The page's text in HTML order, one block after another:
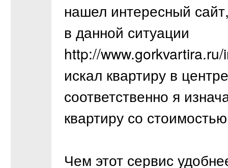
нашел интересный
в данной ситуации
http://
искал квартиру в
соответственно я
квартиру со
Чем этот сервис